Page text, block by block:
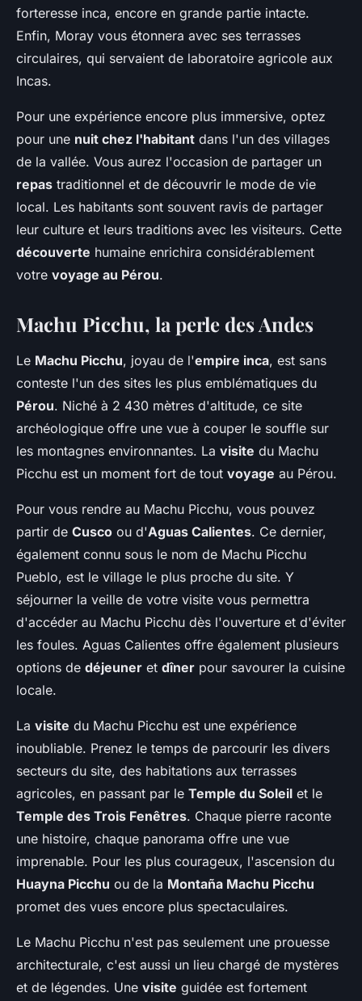
forteresse inca, encore en grande partie intacte.
Enfin, Moray vous étonnera avec ses terrasses
circulaires, qui servaient de laboratoire agricole aux
Incas.
Pour une expérience encore plus immersive, optez
pour une nuit chez l'habitant dans l'un des villages
de la vallée. Vous aurez l'occasion de partager un
repas traditionnel et de découvrir le mode de vie
local. Les habitants sont souvent ravis de partager
leur culture et leurs traditions avec les visiteurs. Cette
découverte humaine enrichira considérablement
votre voyage au Pérou.
Machu Picchu, la perle des Andes
Le Machu Picchu, joyau de l'empire inca, est sans
conteste l'un des sites les plus emblématiques du
Pérou. Niché à 2 430 mètres d'altitude, ce site
archéologique offre une vue à couper le souffle sur
les montagnes environnantes. La visite du Machu
Picchu est un moment fort de tout voyage au Pérou.
Pour vous rendre au Machu Picchu, vous pouvez
partir de Cusco ou d'Aguas Calientes. Ce dernier,
également connu sous le nom de Machu Picchu
Pueblo, est le village le plus proche du site. Y
séjourner la veille de votre visite vous permettra
d'accéder au Machu Picchu dès l'ouverture et d'éviter
les foules. Aguas Calientes offre également plusieurs
options de déjeuner et dîner pour savourer la cuisine
locale.
La visite du Machu Picchu est une expérience
inoubliable. Prenez le temps de parcourir les divers
secteurs du site, des habitations aux terrasses
agricoles, en passant par le Temple du Soleil et le
Temple des Trois Fenêtres. Chaque pierre raconte
une histoire, chaque panorama offre une vue
imprenable. Pour les plus courageux, l'ascension du
Huayna Picchu ou de la Montaña Machu Picchu
promet des vues encore plus spectaculaires.
Le Machu Picchu n'est pas seulement une prouesse
architecturale, c'est aussi un lieu chargé de mystères
et de légendes. Une visite guidée est fortement